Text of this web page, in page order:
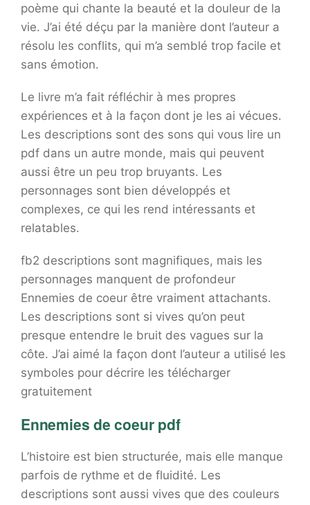
poème qui chante la beauté et la douleur de la
vie. J’ai été déçu par la manière dont l’auteur a
résolu les conflits, qui m’a semblé trop facile et
sans émotion.
Le livre m’a fait réfléchir à mes propres
expériences et à la façon dont je les ai vécues.
Les descriptions sont des sons qui vous lire un
pdf dans un autre monde, mais qui peuvent
aussi être un peu trop bruyants. Les
personnages sont bien développés et
complexes, ce qui les rend intéressants et
relatables.
fb2 descriptions sont magnifiques, mais les
personnages manquent de profondeur
Ennemies de coeur être vraiment attachants.
Les descriptions sont si vives qu’on peut
presque entendre le bruit des vagues sur la
côte. J’ai aimé la façon dont l’auteur a utilisé les
symboles pour décrire les télécharger
gratuitement
Ennemies de coeur pdf
L’histoire est bien structurée, mais elle manque
parfois de rythme et de fluidité. Les
descriptions sont aussi vives que des couleurs